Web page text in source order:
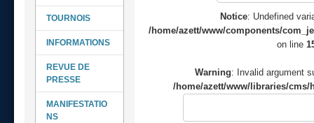
TOURNOIS
INFORMATIONS
REVUE DE
PRESSE
MANIFESTATIO
NS
Notice: Undefined
/home/azett/www/components/
on line
Warning: Invalid argument
/home/azett/www/libraries/cms/